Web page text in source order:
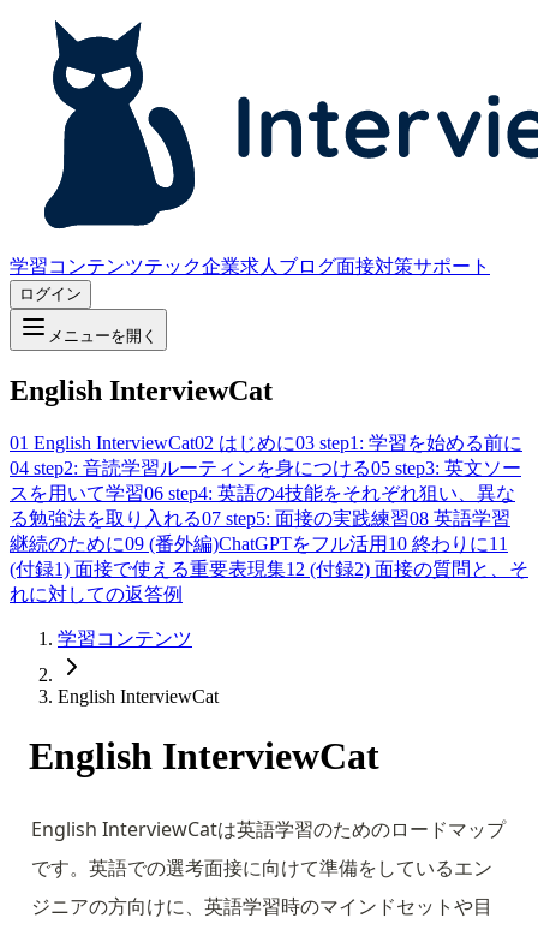
学習コンテンツテック企業求人 ブログ面接対策サポート
ログイン
メニューを開く
English InterviewCat
01 English InterviewCat02 はじめに03 step1: 学習を始める前に
04 step2: 音読学習ルーティンを身につける05 step3: 英文ソー
スを用いて学習06 step4: 英語の4技能をそれぞれ狙い、異な
る勉強法を取り入れる07 step5: 面接の実践練習08 英語学習
継続のために09 (番外編)ChatGPTをフル活用 10 終わりに11
(付録1) 面接で使える重要表現集12 (付録2) 面接の質問と、そ
れに対しての返答例
学習コンテンツ
English InterviewCat
English InterviewCat
English InterviewCatは英語学習のためのロードマップ
です。英語での選考面接に向けて準備をしているエン
ジニアの方向けに、英語学習時のマインドセットや目